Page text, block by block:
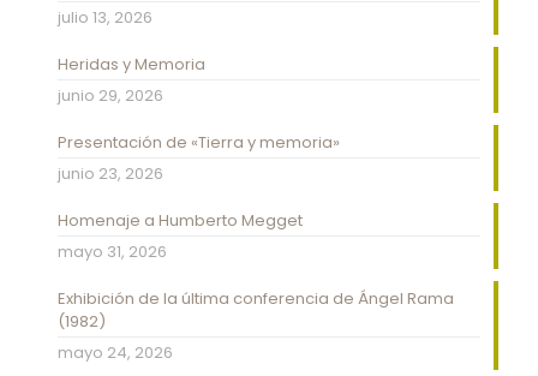
julio 13, 2026
Heridas y Memoria
junio 29, 2026
Presentación de «Tierra y memoria»
junio 23, 2026
Homenaje a Humberto Megget
mayo 31, 2026
Exhibición de la última conferencia de Ángel Rama
(1982)
mayo 24, 2026